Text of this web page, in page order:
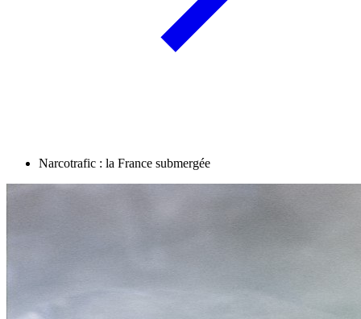
Narcotrafic : la France submergée